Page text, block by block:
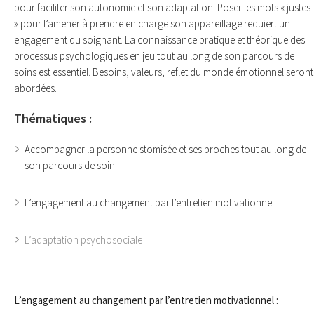
pour faciliter son autonomie et son adaptation. Poser les mots « justes
» pour l’amener à prendre en charge son appareillage requiert un
engagement du soignant. La connaissance pratique et théorique des
processus psychologiques en jeu tout au long de son parcours de
soins est essentiel. Besoins, valeurs, reflet du monde émotionnel seront
abordées.
Thématiques :
Accompagner la personne stomisée et ses proches tout au long de
son parcours de soin
L’engagement au changement par l’entretien motivationnel
L’adaptation psychosociale
L’engagement au changement par l’entretien motivationnel :